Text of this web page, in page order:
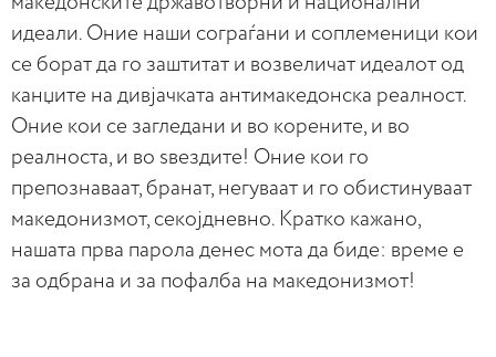
идеали. Оние наши сограѓани и соплеменици кои
се борат да го заштитат и возвеличат идеалот од
канџите на дивјачката антимакедонска реалност.
Оние кои се загледани и во корените, и во
реалноста, и во ѕвездите! Оние кои го
препознаваат, бранат, негуваат и го обистинуваат
македонизмот, секојдневно. Кратко кажано,
нашата прва парола денес мота да биде: време е
за одбрана и за пофалба на македонизмот!